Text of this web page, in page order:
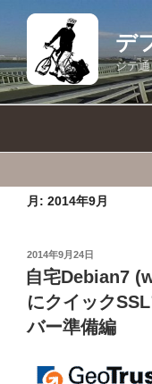
テ
ン
ツ
デ
ジテ
月: 2014年9月
投
稿
日:
2014年9月24日
自宅Debian7
にクイック
バー準備編